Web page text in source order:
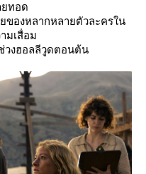
ทอด
ยของหลากหลายตัวละครใน
มเสื่อม
งฮอลลีวูดตอนต้น